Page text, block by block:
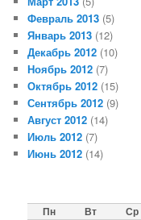
Февраль 2013 (5)
Январь 2013 (12)
Декабрь 2012 (10)
Ноябрь 2012 (7)
Октябрь 2012 (15)
Сентябрь 2012 (9)
Август 2012 (14)
Июль 2012 (7)
Июнь 2012 (14)
Пн Вт Ср